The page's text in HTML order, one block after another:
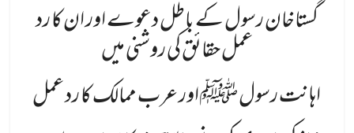
گستاخان رسول کے باطل دعوے اور ان کا رد
عمل حقائق کی روشنی میں
اہانت رسول ﷺ اور عرب ممالک کا رد عمل